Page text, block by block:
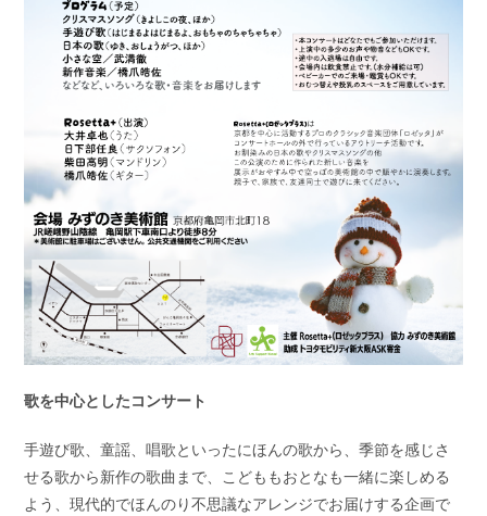
歌を中心としたコンサート
手遊び歌、童謡、唱歌といったにほんの歌から、季節を感じさ
せる歌から新作の歌曲まで、こどももおとなも一緒に楽しめる
よう、現代的でほんのり不思議なアレンジでお届けする企画で